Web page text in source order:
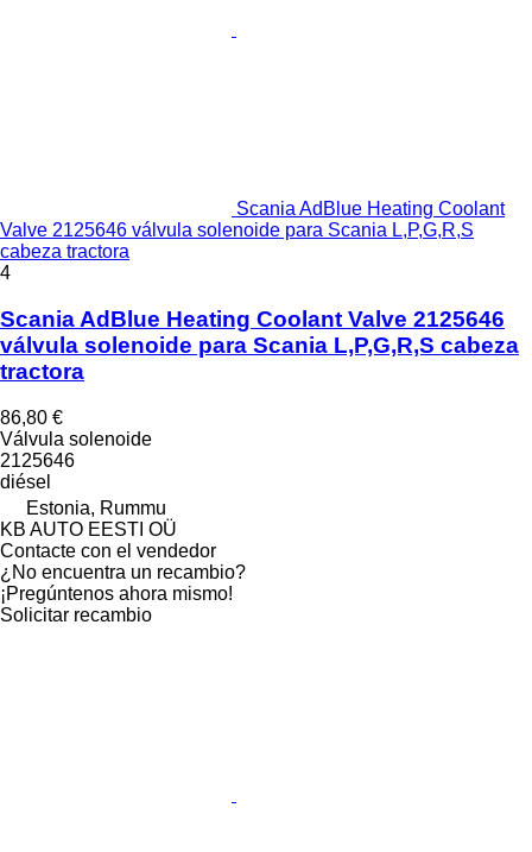
Scania AdBlue Heating Coolant
Valve 2125646 válvula solenoide para Scania L,P,G,R,S
cabeza tractora
4
Scania AdBlue Heating Coolant Valve 2125646
válvula solenoide para Scania L,P,G,R,S cabeza
tractora
86,80 €
Válvula solenoide
2125646
diésel
Estonia, Rummu
KB AUTO EESTI OÜ
Contacte con el vendedor
¿No encuentra un recambio?
¡Pregúntenos ahora mismo!
Solicitar recambio